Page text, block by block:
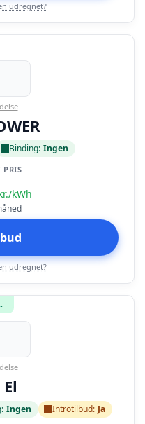
udregnet?
Binding: Ingen
PRIS
kWh
udregnet?
Ingen Introtilbud: Ja